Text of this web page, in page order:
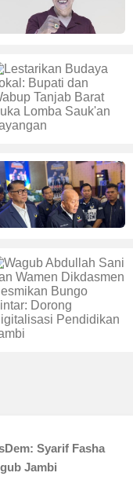
Syarif Fasha
Jambi